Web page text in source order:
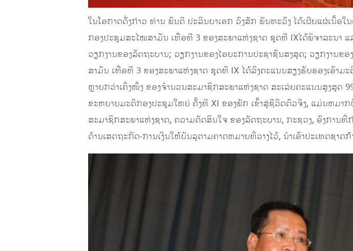
ໃນໂອກາດດັ່ງກ່າວ ທ່ານ ພົນຕີ ປະລິນຍາເອກ ວົງສັກ ພັນທະວົງ ໄດ້ເຜີຍແຜ່ເນື້ອ
ກອງປະຊຸມສະໄໝສາມັນ ເທື່ອທີ 3 ຂອງສະພາແຫ່ງຊາດ ຊຸດທີ IXໄດ້ພິຈາລະນາ
ວຽກງານຂອງລັດຖະບານ; ວຽກງານຂອງໄອຍະການປະຊາຊົນສງສຸດ; ວຽກງານ
ສາມັນ ເທື່ອທີ 3 ຂອງສະພາແຫ່ງຊາດ ຊຸດທີ IX ໄດ້ລົງຄະແນນສຽງຮັບຮອງເອົາ
ຫຼາຍກວ່າເຄິ່ງໜຶ່ງ ຂອງຈໍານວນສະມາຊິກສະພາແຫ່ງຊາດ ສະເລ່ຍຄະແນນສູງສຸດ
ຂະຫຍາຍມະຕິກອງປະຊຸມໃຫຍ່ ຄັ້ງທີ XI ຂອງພັກ ເຂົ້າສູ່ຊີວິດຕົວຈິງ, ແມ່ນຫມາ
ສະມາຊິກສະພາແຫ່ງຊາດ, ຄວາມຕັດສິນໃຈ ຂອງລັດຖະບານ, ກະຊວງ, ອົງການ
ດ້ານເສດຖະກິດ-ການເງິນໃຫ້ບັນລຸຕາມຄາດຫມາຍທີ່ວາງໄວ້, ນໍາເອົາປະເທດຊາ